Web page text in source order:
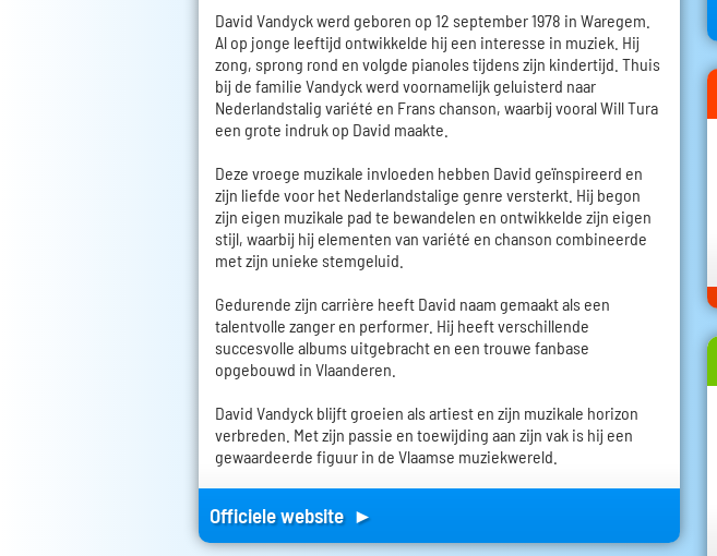
David Vandyck werd geboren op 12 september 1978 in Waregem.
Al op jonge leeftijd ontwikkelde hij een interesse in muziek. Hij
zong, sprong rond en volgde pianoles tijdens zijn kindertijd. Thuis
bij de familie Vandyck werd voornamelijk geluisterd naar
Nederlandstalig variété en Frans chanson, waarbij vooral Will Tura
een grote indruk op David maakte.
Deze vroege muzikale invloeden hebben David geïnspireerd en
zijn liefde voor het Nederlandstalige genre versterkt. Hij begon
zijn eigen muzikale pad te bewandelen en ontwikkelde zijn eigen
stijl, waarbij hij elementen van variété en chanson combineerde
met zijn unieke stemgeluid.
Gedurende zijn carrière heeft David naam gemaakt als een
talentvolle zanger en performer. Hij heeft verschillende
succesvolle albums uitgebracht en een trouwe fanbase
opgebouwd in Vlaanderen.
David Vandyck blijft groeien als artiest en zijn muzikale horizon
verbreden. Met zijn passie en toewijding aan zijn vak is hij een
gewaardeerde figuur in de Vlaamse muziekwereld.
Officiele website ►